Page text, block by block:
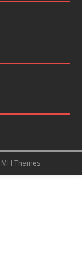
MH Themes